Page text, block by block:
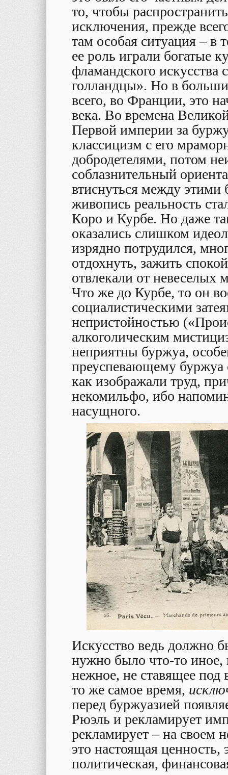
то, чтобы
исключения, прежде
там особая ситуация – в
ее роль играли богатые
фламандского
голландцы». Но в
всего, во Франции, это
века. Во времена
Первой империи за
классицизм с его
добродетелями, потом
соблазнительный
втиснуться между
живопись реальность
Коро и Курбе. Но даже
оказались слишком
изрядно потрудился,
отдохнуть, зажить
отвлекали от невеселых
Что же до Курбе, то он
социалистическими
непристойностью
алкоголическим
неприятны буржуа,
преуспевающему буржуа
как изображали труд,
некомильфо, ибо
насущного.
Искусство ведь должно
нужно было что-то иное,
нежное, не ставящее под
то же самое время,
перед буржуазией
Рюэль и рекламирует
рекламирует – на своем
это настоящая ценность,
политическая,